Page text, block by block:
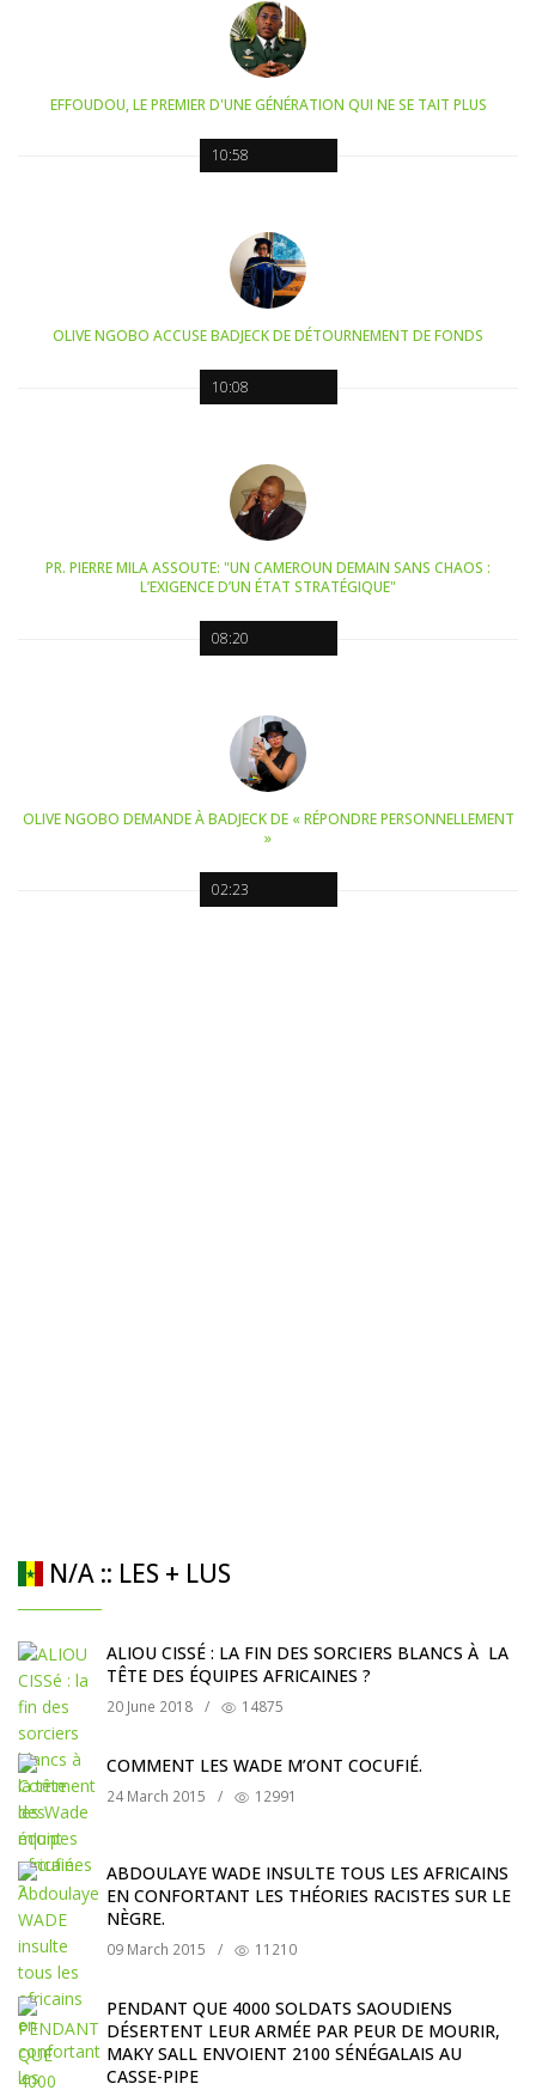
10:58
EFFOUDOU, LE PREMIER D'UNE GÉNÉRATION QUI NE SE TAIT PLUS
10:08
OLIVE NGOBO ACCUSE BADJECK DE DÉTOURNEMENT DE FONDS
08:20
PR. PIERRE MILA ASSOUTE: "UN CAMEROUN DEMAIN SANS CHAOS :
L’EXIGENCE D’UN ÉTAT STRATÉGIQUE"
02:23
OLIVE NGOBO DEMANDE À BADJECK DE « RÉPONDRE PERSONNELLEMENT
»
N/A :: LES + LUS
ALIOU CISSÉ : LA FIN DES SORCIERS BLANCS À LA
TÊTE DES ÉQUIPES AFRICAINES ?
20 June 2018 / 14875
COMMENT LES WADE M’ONT COCUFIÉ.
24 March 2015 / 12991
ABDOULAYE WADE INSULTE TOUS LES AFRICAINS
EN CONFORTANT LES THÉORIES RACISTES SUR LE
NÈGRE.
09 March 2015 / 11210
PENDANT QUE 4000 SOLDATS SAOUDIENS
DÉSERTENT LEUR ARMÉE PAR PEUR DE MOURIR,
MAKY SALL ENVOIENT 2100 SÉNÉGALAIS AU
CASSE-PIPE